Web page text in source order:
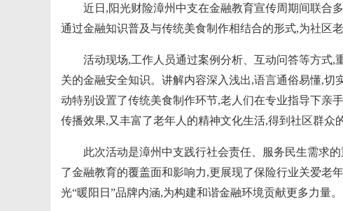
近日,阳光财险漳州中支在金融教育宣传周期间联合
通过金融知识普及与传统美食制作相结合的形式,为社区
活动现场,工作人员通过案例分析、互动问答等方式
关的金融安全知识。讲解内容深入浅出,语言通俗易懂,
动特别设置了传统美食制作环节,老人们在专业指导下亲
传播效果,又丰富了老年人的精神文化生活,得到社区群众
此次活动是漳州中支践行社会责任、服务民生需求
了金融教育的覆盖面和影响力,更展现了保险行业关爱老
光“暖阳日”品牌内涵,为构建和谐金融环境贡献更多力量。